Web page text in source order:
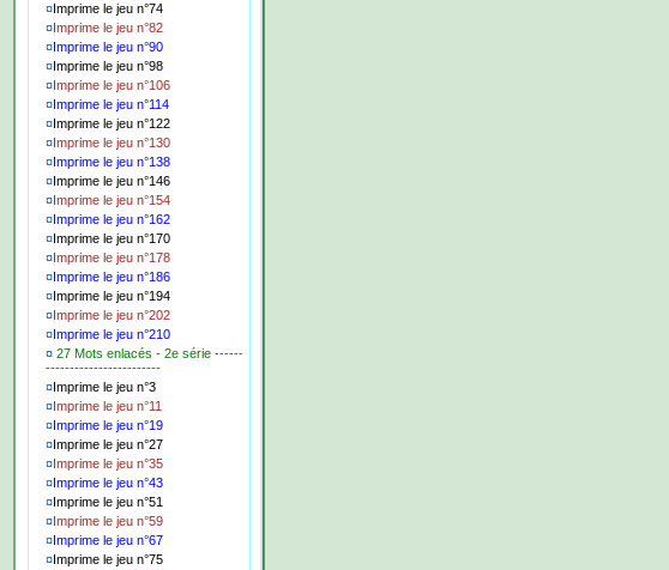
¤Imprime le jeu n°74
¤Imprime le jeu n°82
¤Imprime le jeu n°90
¤Imprime le jeu n°98
¤Imprime le jeu n°106
¤Imprime le jeu n°114
¤Imprime le jeu n°122
¤Imprime le jeu n°130
¤Imprime le jeu n°138
¤Imprime le jeu n°146
¤Imprime le jeu n°154
¤Imprime le jeu n°162
¤Imprime le jeu n°170
¤Imprime le jeu n°178
¤Imprime le jeu n°186
¤Imprime le jeu n°194
¤Imprime le jeu n°202
¤Imprime le jeu n°210
¤ 27 Mots enlacés - 2e série ------
------------------------
¤Imprime le jeu n°3
¤Imprime le jeu n°11
¤Imprime le jeu n°19
¤Imprime le jeu n°27
¤Imprime le jeu n°35
¤Imprime le jeu n°43
¤Imprime le jeu n°51
¤Imprime le jeu n°59
¤Imprime le jeu n°67
¤Imprime le jeu n°75